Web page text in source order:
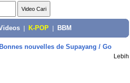
K-POP BBM
Bonnes nouvelles de Supayang / Go
Lebih